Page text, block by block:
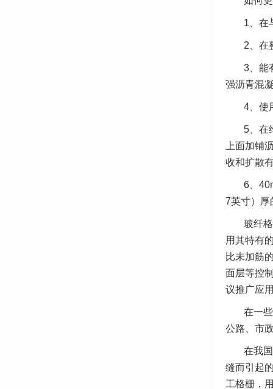
1、在
2、在
3、能
强沥青混
4、使
5、在
上面加铺
收和扩散
6、
7英寸）厚
玻纤
用其特有
比未加筋
面层等控
议推广应
在一
公路、市
在我
缝而引起
工格栅，